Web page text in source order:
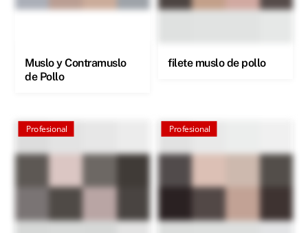
Muslo y Contramuslo
de Pollo
filete muslo de pollo
Profesional Profesional